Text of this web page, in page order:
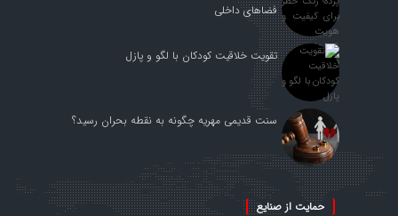
فضاهای داخلی
تقویت خلاقیت کودکان با لگو و پازل
سنت قدیمی مهریه چگونه به نقطه بحران رسید؟
حمایت از صنایع